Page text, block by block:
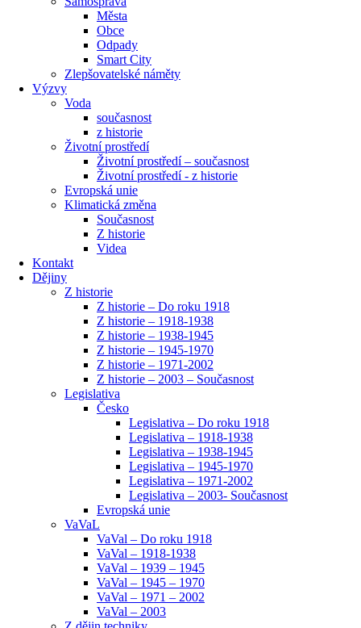
Města
Obce
Odpady
Smart City
Zlepšovatelské náměty
Výzvy
Voda
současnost
z historie
Životní prostředí
Životní prostředí – současnost
Životní prostředí ​- z historie
Evropská unie
Klimatická změna
Současnost
Z historie
Videa
Kontakt
Dějiny
Z historie
Z historie – Do roku 1918
Z historie – 1918-1938
Z historie – 1938-1945
Z historie – 1945-1970
Z historie – 1971-2002
Z historie – 2003 – Současnost
Legislativa
Česko
Legislativa – Do roku 1918
Legislativa – 1918-1938
Legislativa – 1938-1945
Legislativa – 1945-1970
Legislativa – 1971-2002
Legislativa – 2003- Současnost
Evropská unie
VaVaL
VaVal – Do roku 1918
VaVal – 1918-1938
VaVal – 1939 – 1945
VaVal – 1945 – 1970
VaVal – 1971 – 2002
VaVal – 2003